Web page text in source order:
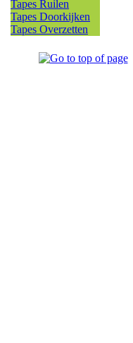
Tapes Ruilen
Tapes Doorkijken
Tapes Overzetten